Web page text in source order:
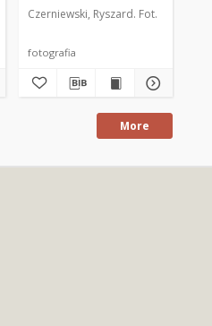
Czerniewski, Ryszard. Fot.
fotografia
More